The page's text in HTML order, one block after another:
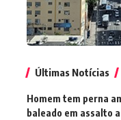
Últimas Notícias
Homem tem perna
baleado em assalto